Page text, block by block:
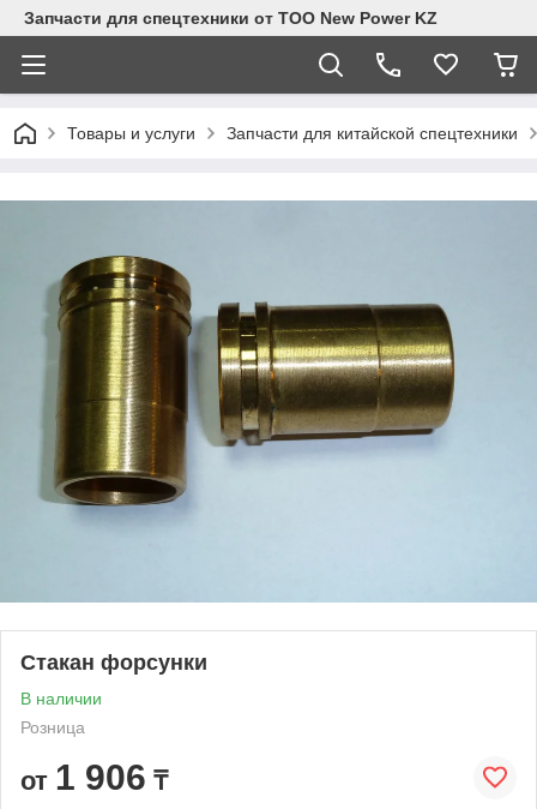
Запчасти для спецтехники от ТОО New Power KZ
Товары и услуги Запчасти для китайской спецтехники
Стакан форсунки
В наличии
Розница
от 1 906 ₸